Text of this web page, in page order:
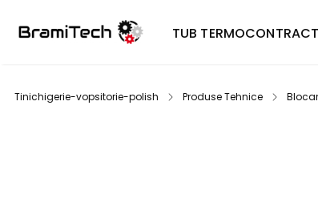
TUB
Tinichigerie-vopsitorie-polish Produse Tehnice